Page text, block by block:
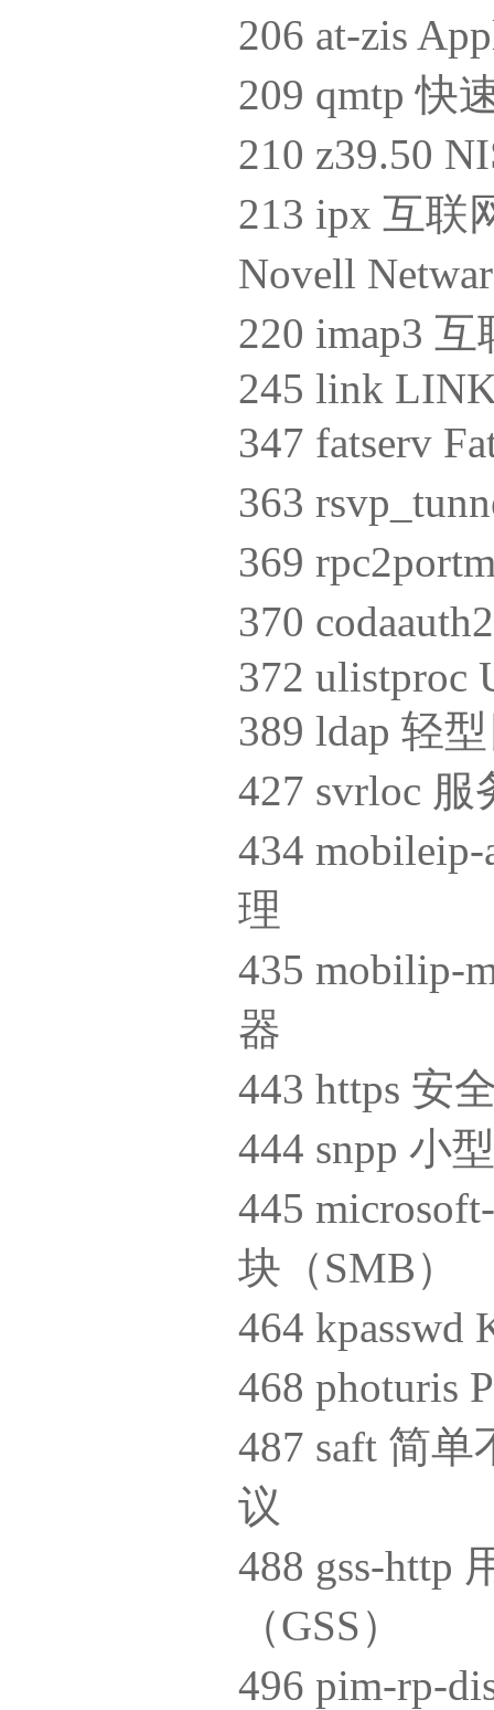
206 at-zis
209 qmtp 快
210 z39.50
213 ipx 互联
Novell
220 imap3
245 link
347 fatserv
363
369
370
372 ulistproc
389 ldap 轻
427 svrloc
434
理
435 mobilip-
器
443 https 安
444 snpp 小
445
块（SMB）
464 kpasswd
468 photuris
487 saft 简
议
488 gss-http
（GSS）
496 pim-rp-